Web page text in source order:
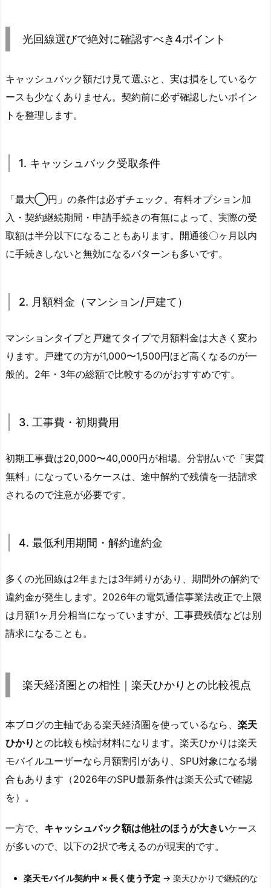
光回線選びで絶対に確認すべき4ポイント
キャッシュバック額だけ見て選ぶと、実は損をしているケ
ースも少なくありません。契約前に必ず確認したいポイン
トを整理します。
1. キャッシュバック受取条件
「最大◯円」の条件は必ずチェック。有料オプション加
入・契約継続期間・申請手続きの有無によって、実際の受
取額は半分以下になることもあります。開通後〇ヶ月以内
に手続きしないと無効になるパターンも多いです。
2. 月額料金（マンション/戸建て）
マンションタイプと戸建てタイプで月額料金は大きく変わ
ります。戸建ての方が1,000〜1,500円ほど高くなるのが一
般的。2年・3年の総額で比較するのがおすすめです。
3. 工事費・初期費用
初期工事費は20,000〜40,000円が相場。分割払いで「実質
無料」になっているケースは、途中解約で残債を一括請求
されるので注意が必要です。
4. 最低利用期間・解約違約金
多くの光回線は2年または3年縛りがあり、期間外の解約で
違約金が発生します。2026年の電気通信事業法改正で上限
は月額1ヶ月分相当になっていますが、工事費残債などは別
請求になることも。
楽天経済圏との相性｜楽天ひかりとの比較視点
本ブログの主軸である楽天経済圏を使っているなら、 楽天
ひかり との比較も検討材料になります。楽天ひかりは楽天
モバイルユーザーなら月額割引があり、SPU対象になる場
合もあります（2026年のSPU最新条件は楽天公式で確認
を）。
一方で、 キャッシュバック額は他社のほうが大きいケース
が多いので、以下の2択で考えるのが現実的です。
楽天モバイル契約中 × 長く使う予定 → 楽天ひかりで継続的な